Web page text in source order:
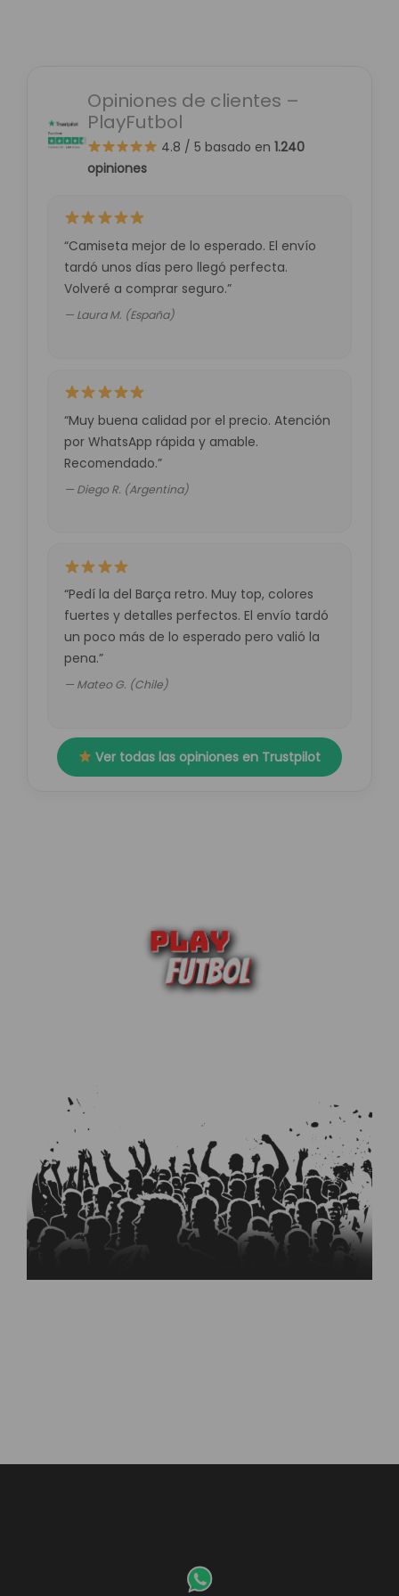
Opiniones de clientes –
PlayFutbol
4.8 / 5 basado en 1.240
opiniones
“Camiseta mejor de lo esperado. El envío
tardó unos días pero llegó perfecta.
Volveré a comprar seguro.”
— Laura M. (España)
“Muy buena calidad por el precio. Atención
por WhatsApp rápida y amable.
Recomendado.”
— Diego R. (Argentina)
“Pedí la del Barça retro. Muy top, colores
fuertes y detalles perfectos. El envío tardó
un poco más de lo esperado pero valió la
pena.”
— Mateo G. (Chile)
Ver todas las opiniones en Trustpilot